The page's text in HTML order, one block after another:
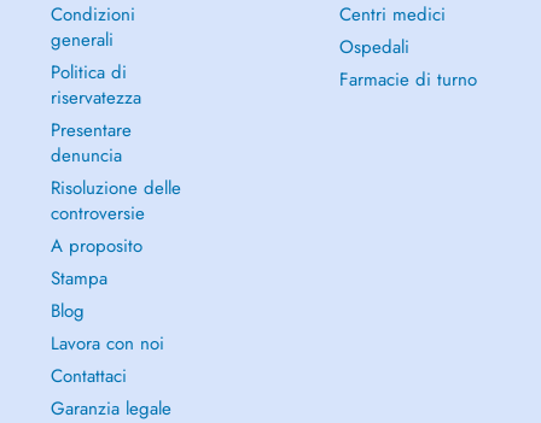
Condizioni
generali
Politica di
riservatezza
Presentare
denuncia
Risoluzione delle
controversie
A proposito
Stampa
Blog
Lavora con noi
Contattaci
Garanzia legale
Centri medici
Ospedali
Farmacie di turno